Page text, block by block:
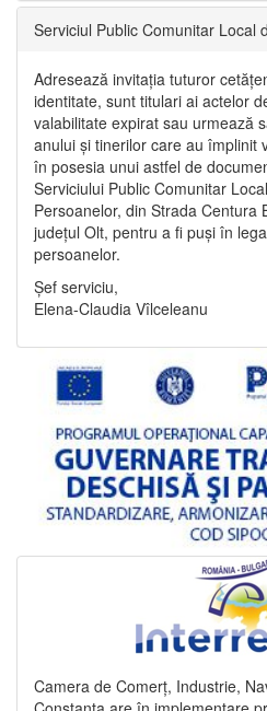
Serviciul Public Comunitar Local
Adresează invitația tuturor
identitate, sunt titulari ai actelor
valabilitate expirat sau urmează
anului și tinerilor care au împlinit
în posesia unui astfel de
Serviciului Public Comunitar
Persoanelor, din Strada Centura
județul Olt, pentru a fi puși în
persoanelor.
Șef serviciu,
Elena-Claudia Vîlceleanu
Camera de Comerț, Industrie,